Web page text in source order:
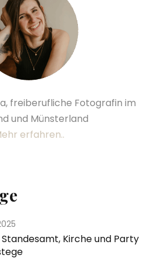
freiberufliche Fotografin im
und Münsterland
erfahren..
Kirche und Party